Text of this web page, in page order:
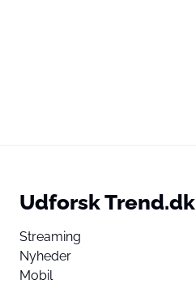
Udforsk Trend.dk
Streaming
Nyheder
Mobil